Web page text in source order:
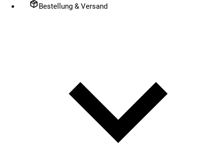
Bestellung & Versand